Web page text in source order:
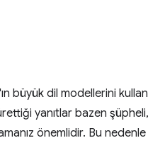
büyük dil modellerini
yanıtlar bazen
önemlidir. Bu